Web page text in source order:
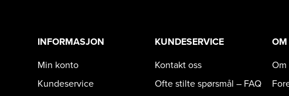
INFORMASJON
Min konto
Kundeservice
KUNDESERVICE
Kontakt oss
Ofte stilte spørsmål – FAQ
OM
Om